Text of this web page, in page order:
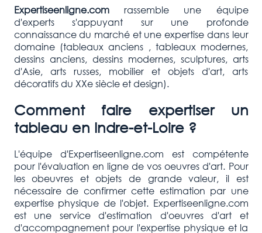
Expertiseenligne.comrassemble une équipe
d'experts s'appuyant sur une profonde
connaissance du marché et une expertise dans leur
domaine (tableaux anciens , tableaux modernes,
dessins anciens, dessins modernes, sculptures, arts
d'Asie, arts russes, mobilier et objets d'art, arts
décoratifs du XXe siècle et design).
Comment faire expertiser un
tableau en Indre-et-Loire ?
L'équipe d'Expertiseenligne.com est compétente
pour l'évaluation en ligne de vos oeuvres d'art. Pour
les obeuvres et objets de grande valeur, il est
nécessaire de confirmer cette estimation par une
expertise physique de l'objet. Expertiseenligne.com
est une service d'estimation d'oeuvres d'art et
d'accompagnement pour l'expertise physique et la